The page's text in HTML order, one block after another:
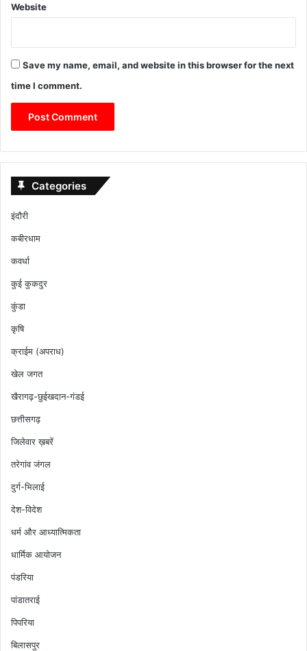
Website
Save my name, email, and website in this browser for the next
time I comment.
Categories
इंदौरी
कबीरधाम
कवर्धा
कुई कुकदुर
कुंडा
कृषि
क्राईम (अपराध)
खेल जगत
खैरागढ़-छुईखदान-गंडई
छत्तीसगढ़
जिलेवार ख़बरें
तरेगांव जंगल
दुर्ग-भिलाई
देश-विदेश
धर्म और आध्यात्मिकता
धार्मिक आयोजन
पंडरिया
पांडातराई
पिपरिया
बिलासपुर